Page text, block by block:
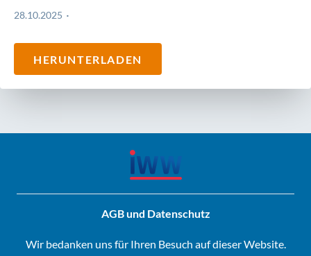
28.10.2025
HERUNTERLADEN
AGB und Datenschutz
Wir bedanken uns für Ihren Besuch auf dieser Website.